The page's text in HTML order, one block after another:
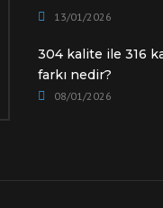
13/01/2026
304 kalite ile 316
farkı nedir?
08/01/2026